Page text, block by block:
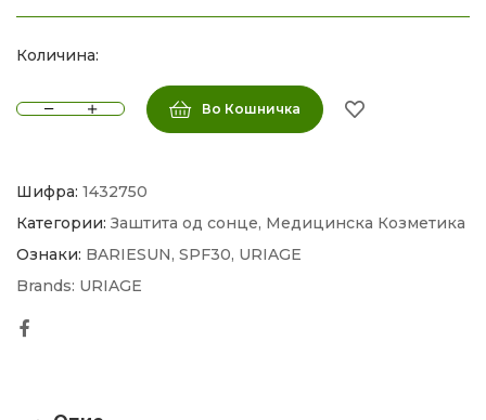
Количина:
Во Кошничка
Шифра: 1432750
Категории: Заштита од сонце, Медицинска Козметика
Ознаки: BARIESUN, SPF30, URIAGE
Brands: URIAGE